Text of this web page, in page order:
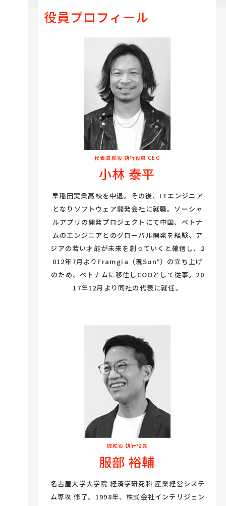
役員プロフィール
代表取締役 執行役員 CEO
小林 泰平
早稲田実業高校を中退。その後、ITエンジニア
となりソフトウェア開発会社に就職。ソーシャ
ルアプリの開発プロジェクトにて中国、ベトナ
ムのエンジニアとのグローバル開発を経験。ア
ジアの若い才能が未来を創っていくと確信し、2
012年7月よりFramgia（現Sun*）の立ち上げ
のため、ベトナムに移住しCOOとして従事。20
17年12月より同社の代表に就任。
取締役 執行役員
服部 裕輔
名古屋大学大学院 経済学研究科 産業経営システ
ム専攻 修了。1998年、株式会社インテリジェン